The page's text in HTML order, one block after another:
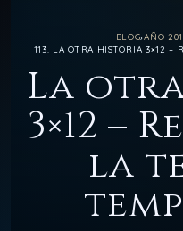
BLOG›AÑO
113. LA OTRA HISTORIA 3×12 –
La
3×12 –
la